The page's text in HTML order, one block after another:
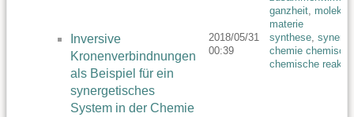
ganzheit,
materie
Inversive
Kronenverbindnungen
als Beispiel für ein
synergetisches
System in der Chemie
2018/05/31
00:39
synthese,
chemie chemisch
chemische